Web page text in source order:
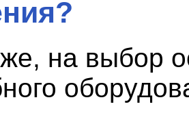
на выбор